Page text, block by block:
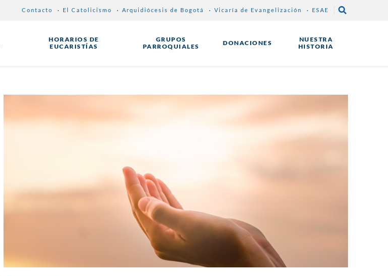
Contacto El Catolicismo Arquidiócesis de Bogotá Vicaría de Evangelización ESAE
HORARIOS DE
EUCARISTÍAS
GRUPOS
PARROQUIALES
DONACIONES
NUESTRA
HISTORIA